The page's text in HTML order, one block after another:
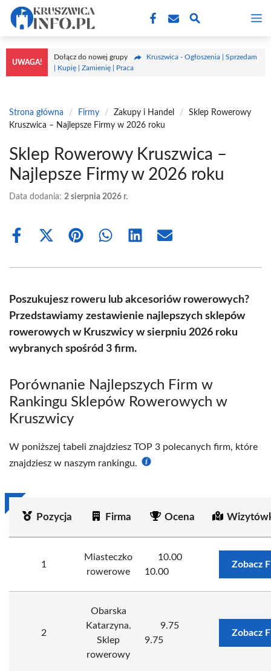
Przejdź
treści
UWAGA!
Dołącz do nowej grupy
Kruszwica - Ogłoszenia | Sprzedam
| Kupię | Zamienię | Praca
Strona główna / Firmy / Zakupy i Handel /
Sklep Rowerowy
Kruszwica – Najlepsze Firmy w 2026 roku
Sklep Rowerowy Kruszwica –
Najlepsze Firmy w 2026 roku
Data dodania: 2 sierpnia 2026 r.
Share
Share
(Twitter)
Share Share Share Share
Poszukujesz roweru lub akcesoriów rowerowych?
Przedstawiamy zestawienie najlepszych sklepów
rowerowych w Kruszwicy w sierpniu 2026 roku
wybranych spośród 3 firm.
Porównanie Najlepszych Firm w
Rankingu Sklepów Rowerowych w
Kruszwicy
W poniższej tabeli znajdziesz TOP 3 polecanych firm, które
znajdziesz w naszym rankingu.
Pozycja Firma Ocena
1
Miasteczko
rowerowe
10.00
10.00
Zobacz
2
Obarska
Katarzyna.
Sklep
rowerowy
9.75
9.75
Zobacz